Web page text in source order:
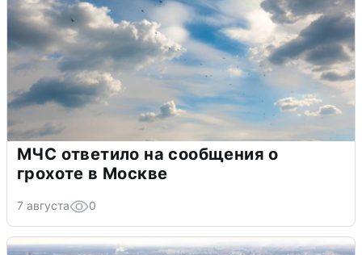
МЧС ответило на сообщения о
грохоте в Москве
7 августа 0